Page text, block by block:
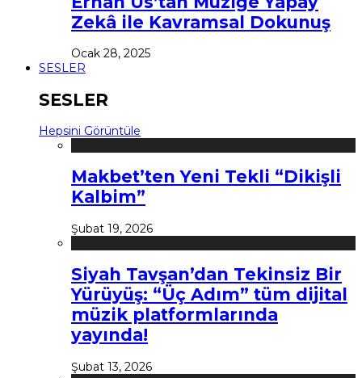
Zekâ ile Kavramsal Dokunuş
Ocak 28, 2025
SESLER
SESLER
Hepsini Görüntüle
Makbet’ten Yeni Tekli “Dikişli
Kalbim”
Şubat 19, 2026
Siyah Tavşan’dan Tekinsiz Bir
Yürüyüş: “Üç Adım” tüm dijital
müzik platformlarında
yayında!
Şubat 13, 2026